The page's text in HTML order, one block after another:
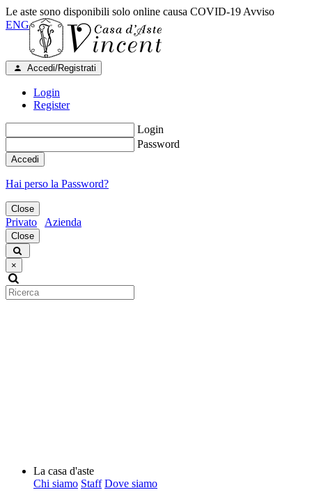
Le aste sono disponibili solo online causa COVID-19 Avviso
ENG
Accedi/Registrati
Login
Register
Login
Password
Accedi
Hai perso la Password?
Close
Privato Azienda
Close
×
La casa d'aste
Chi siamo Staff Dove siamo